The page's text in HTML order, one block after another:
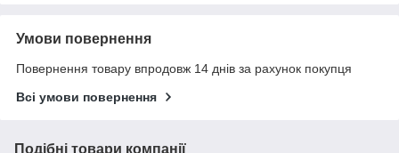
Умови повернення
Повернення товару впродовж 14 днів за рахунок покупця
Всі умови повернення
Подібні товари компанії